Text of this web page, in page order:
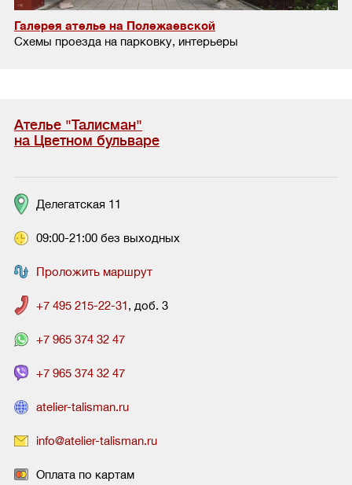
Галерея ателье на Полежаевской
Схемы проезда на парковку, интерьеры
Ателье "Талисман"
на Цветном бульваре
Делегатская 11
09:00-21:00 без выходных
Проложить маршрут
+7 495 215-22-31, доб. 3
+7 965 374 32 47
+7 965 374 32 47
atelier-talisman.ru
info@atelier-talisman.ru
Оплата по картам